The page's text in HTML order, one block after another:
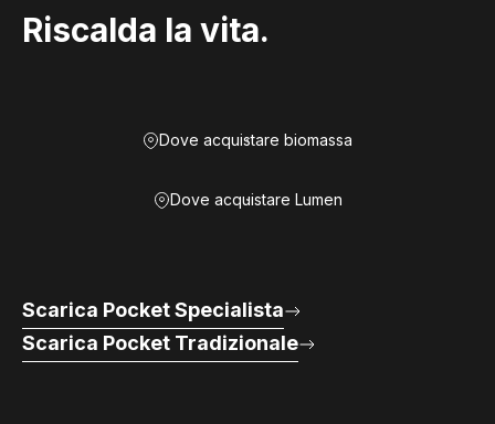
Riscalda la vita.
Dove acquistare biomassa
Dove acquistare Lumen
Scarica Pocket Specialista
Scarica Pocket Tradizionale